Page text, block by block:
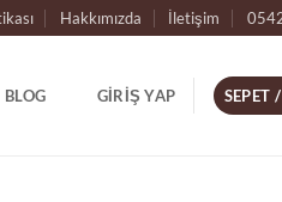
Hakkımızda İletişim
BLOG GIRIŞ YAP SEPET /